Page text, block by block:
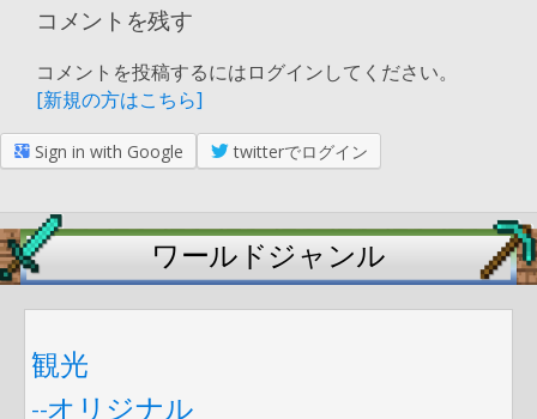
コメントを残す
コメントを投稿するにはログインしてください。
[新規の方はこちら]
Sign in with Google twitterでログイン
ワールドジャンル
観光
--オリジナル